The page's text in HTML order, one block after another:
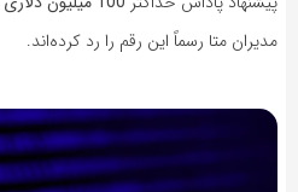
مدیران متا رسماً این رقم را رد کرده‌اند.